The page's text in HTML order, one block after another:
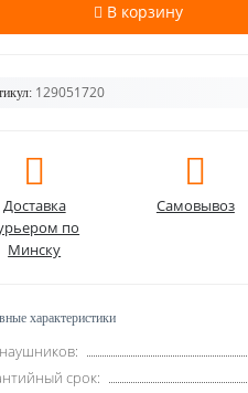
В корзину
129051720
Доставка
по
Минску
Самовывоз
характеристики
срок: